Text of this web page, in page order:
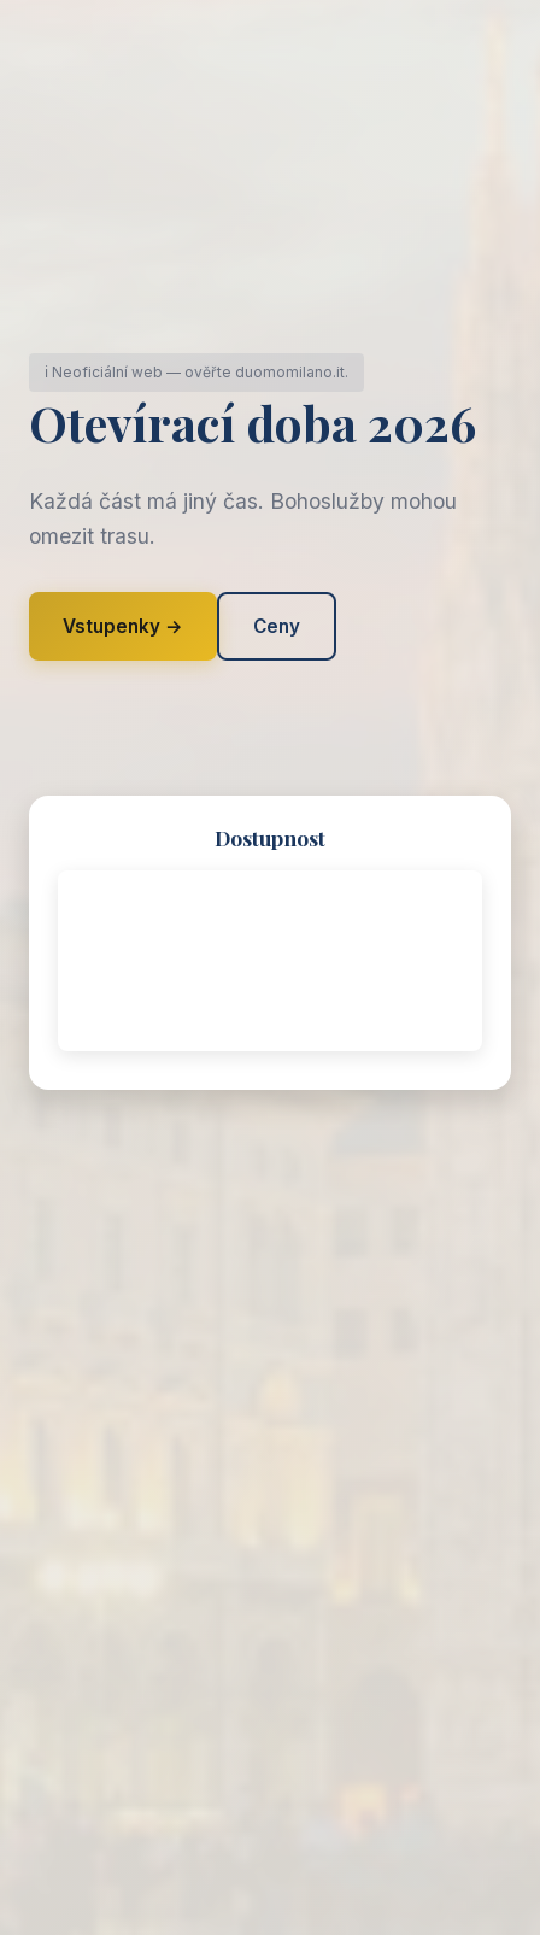
ℹ️ Neoficiální web — ověřte duomomilano.it.
Otevírací doba 2026
Každá část má jiný čas. Bohoslužby mohou
omezit trasu.
Vstupenky → Ceny
Dostupnost